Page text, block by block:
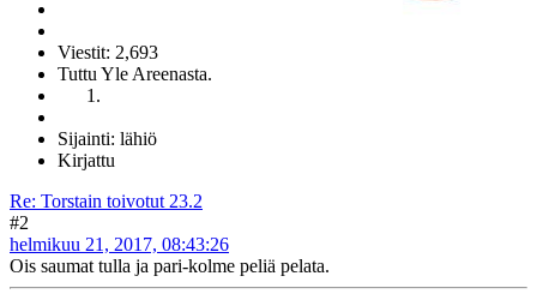
Viestit: 2,693
Tuttu Yle Areenasta.
Sijainti: lähiö
Kirjattu
Re: Torstain toivotut 23.2
#2
helmikuu 21, 2017, 08:43:26
Ois saumat tulla ja pari-kolme peliä pelata.